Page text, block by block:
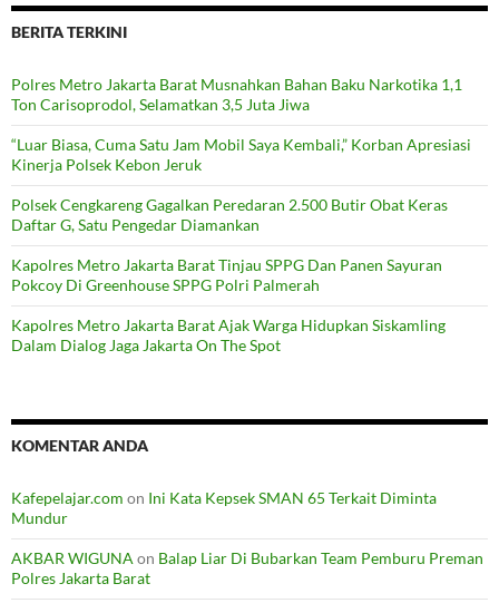
BERITA TERKINI
Polres Metro Jakarta Barat Musnahkan Bahan Baku Narkotika 1,1
Ton Carisoprodol, Selamatkan 3,5 Juta Jiwa
“Luar Biasa, Cuma Satu Jam Mobil Saya Kembali,” Korban Apresiasi
Kinerja Polsek Kebon Jeruk
Polsek Cengkareng Gagalkan Peredaran 2.500 Butir Obat Keras
Daftar G, Satu Pengedar Diamankan
Kapolres Metro Jakarta Barat Tinjau SPPG Dan Panen Sayuran
Pokcoy Di Greenhouse SPPG Polri Palmerah
Kapolres Metro Jakarta Barat Ajak Warga Hidupkan Siskamling
Dalam Dialog Jaga Jakarta On The Spot
KOMENTAR ANDA
Kafepelajar.com on Ini Kata Kepsek SMAN 65 Terkait Diminta
Mundur
AKBAR WIGUNA on Balap Liar Di Bubarkan Team Pemburu Preman
Polres Jakarta Barat